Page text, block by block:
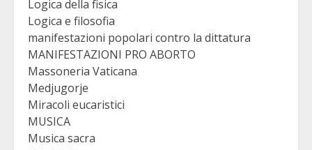
Logica della fisica
Logica e filosofia
manifestazioni popolari contro la dittatura
MANIFESTAZIONI PRO ABORTO
Massoneria Vaticana
Medjugorje
Miracoli eucaristici
MUSICA
Musica sacra